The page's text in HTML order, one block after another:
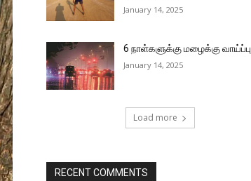
January 14, 2025
6 நாள்களுக்கு மழைக்கு வாய்ப்பு
January 14, 2025
Load more
RECENT COMMENTS